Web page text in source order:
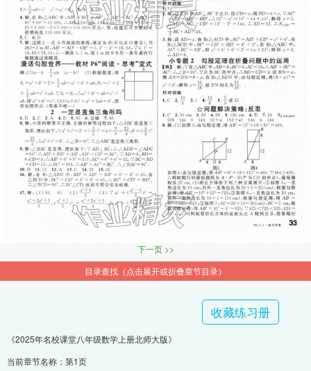
下一页 >>
目录查找（点击展开或折叠章节目录）
收藏练习册
《2025年名校课堂八年级数学上册北师大版》
当前章节名称：第1页